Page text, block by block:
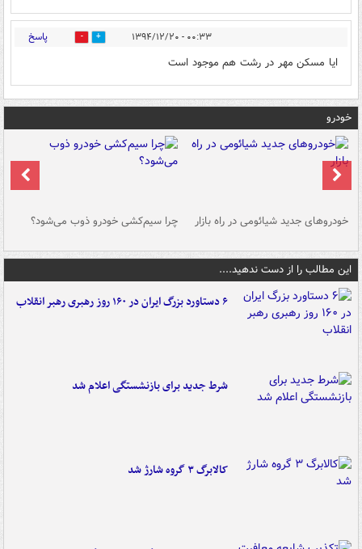
۰۰:۳۳ - ۱۳۹۴/۱۲/۲۰ 0 پاسخ
ايا مسكن مهر در رشت هم موجود است
خودرو
خودروهای جدید شیائومی در راه بازار چرا سیم‌کشی خودرو ذوب می‌شود؟
این مطالب را از دست ندهید....
۶ دستاورد بزرگ ایران در ۱۶۰ روز رهبری رهبر انقلاب
شرط جدید برای بازنشستگی اعلام شد
کالابرگ ۳ گروه شارژ شد